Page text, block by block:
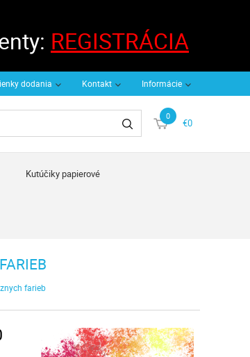
REGISTRÁCIA
dodania Kontakt Informácie
0
€0
Kutúčiky papierové
farieb